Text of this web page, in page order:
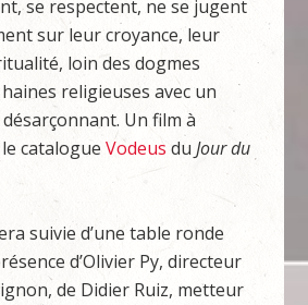
se respectent, ne se jugent
sur leur croyance, leur
loin des dogmes
religieuses avec un
Un film à
catalogueVodeus duJour du
suivie d’une table ronde
d’Olivier Py, directeur
de Didier Ruiz, metteur